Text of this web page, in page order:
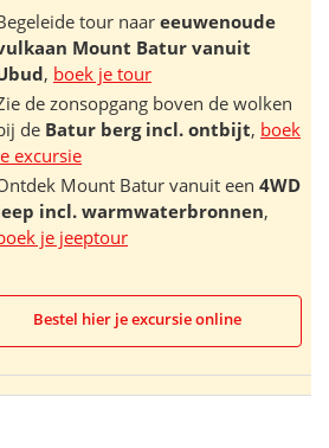
tour naar eeuwenoude
Mount Batur vanuit
, boek je tour
de zonsopgang boven de wolken
de Batur berg incl. ontbijt, boek
excursie
Mount Batur vanuit een 4WD
incl. warmwaterbronnen,
je jeeptour
Bestel hier je excursie online